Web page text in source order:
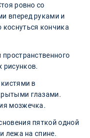
ровно со
вперед руками и
кончика
рисунков.
в
глазами.
мозжечка.
пяткой одной
лежа на спине.